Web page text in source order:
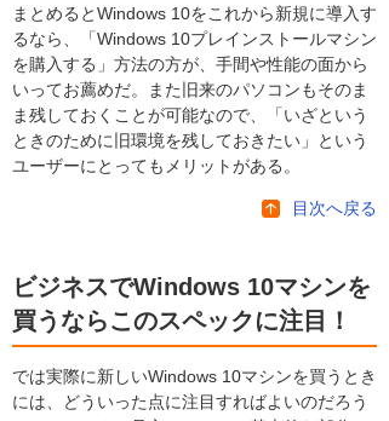
まとめるとWindows 10をこれから新規に導入す
るなら、「Windows 10プレインストールマシン
を購入する」方法の方が、手間や性能の面から
いってお薦めだ。また旧来のパソコンもそのま
ま残しておくことが可能なので、「いざという
ときのために旧環境を残しておきたい」という
ユーザーにとってもメリットがある。
目次へ戻る
ビジネスでWindows 10マシンを
買うならこのスペックに注目！
では実際に新しいWindows 10マシンを買うとき
には、どういった点に注目すればよいのだろう